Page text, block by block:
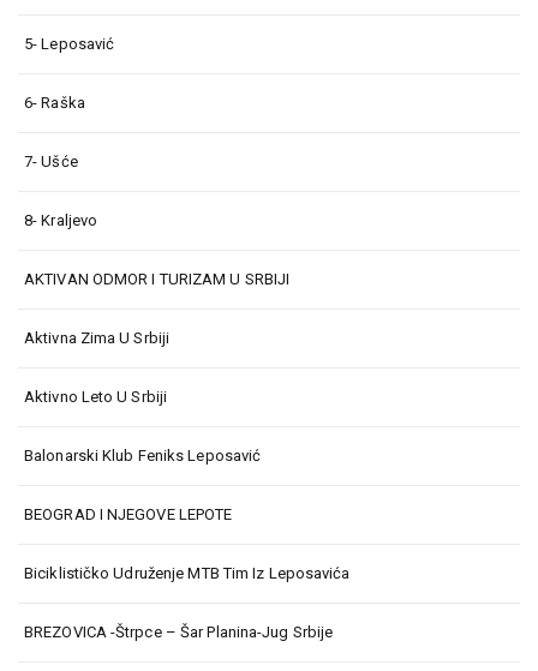
5- Leposavić
6- Raška
7- Ušće
8- Kraljevo
AKTIVAN ODMOR I TURIZAM U SRBIJI
Aktivna Zima U Srbiji
Aktivno Leto U Srbiji
Balonarski Klub Feniks Leposavić
BEOGRAD I NJEGOVE LEPOTE
Biciklističko Udruženje MTB Tim Iz Leposavića
BREZOVICA -Štrpce – Šar Planina-Jug Srbije